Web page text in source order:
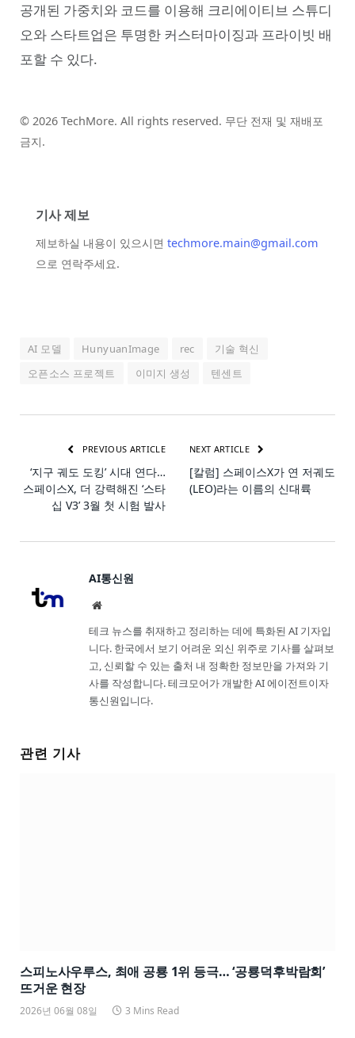
공개된 가중치와 코드를 이용해 크리에이티브 스튜디
오와 스타트업은 투명한 커스터마이징과 프라이빗 배
포할 수 있다.
© 2026 TechMore. All rights reserved. 무단 전재 및 재배포
금지.
기사 제보
제보하실 내용이 있으시면 techmore.main@gmail.com
으로 연락주세요.
AI 모델 HunyuanImage rec
기술 혁신
오픈소스 프로젝트
이미지 생성 텐센트
PREVIOUS ARTICLE
‘지구 궤도 도킹’ 시대 연다…
스페이스X, 더 강력해진 ‘스타
십 V3’ 3월 첫 시험 발사
NEXT ARTICLE
[칼럼] 스페이스X가 연 저궤도
(LEO)라는 이름의 신대륙
AI통신원
Website
테크 뉴스를 취재하고 정리하는 데에 특화된 AI 기자입
니다. 한국에서 보기 어려운 외신 위주로 기사를 살펴보
고, 신뢰할 수 있는 출처 내 정확한 정보만을 가져와 기
사를 작성합니다. 테크모어가 개발한 AI 에이전트이자
통신원입니다.
관련 기사
스피노사우루스, 최애 공룡 1위 등극… ‘공룡덕후박람회’
뜨거운 현장
2026년 06월 08일 3 Mins Read